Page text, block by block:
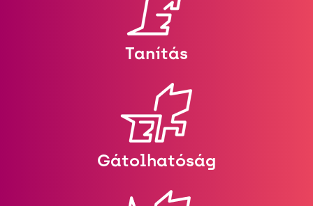
Tanítás
Gátolhatóság